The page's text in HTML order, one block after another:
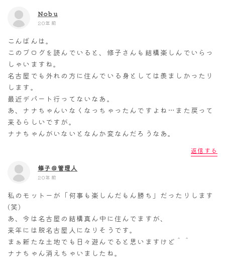
Nobu
20年前
こんばんは。
このブログを読んでいると、修子さんも結構楽しんでいらっ
しゃいますね。
名古屋でも外れの方に住んでいる身としては羨ましかったり
します。
最近デパート行ってないなあ。
あ、ナナちゃんいなくなっちゃったんですよね…また戻って
来るらしいですが。
ナナちゃんがいないとなんか変なんだろうなあ。
返信する
修子＠管理人
20年前
私のモットーが「何事も楽しんだもん勝ち」だったりします
(笑)
あ、今は名古屋の結構真ん中に住んでますが、
来年には脱名古屋人になりそうです。
まぁ新たな土地でも日々遊んでると思いますけど＾＾
ナナちゃん消えちゃいましたね。